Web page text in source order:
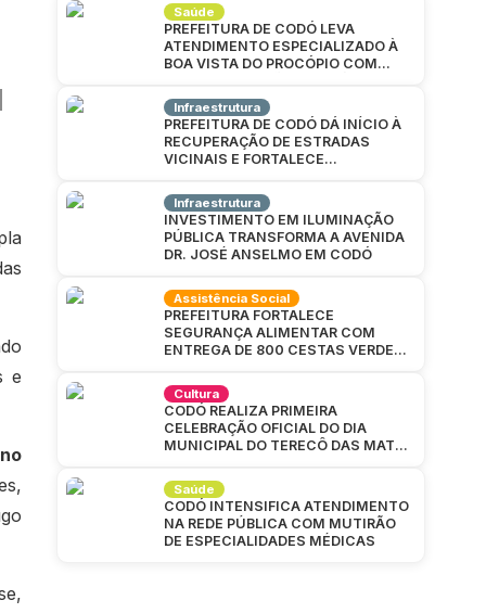
e
Saúde
PREFEITURA DE CODÓ LEVA
ATENDIMENTO ESPECIALIZADO À
BOA VISTA DO PROCÓPIO COM
Infraestrutura
PREFEITURA DE CODÓ DÁ INÍCIO À
RECUPERAÇÃO DE ESTRADAS
VICINAIS E FORTALECE
Infraestrutura
INVESTIMENTO EM ILUMINAÇÃO
PÚBLICA TRANSFORMA A AVENIDA
DR. JOSÉ ANSELMO EM CODÓ
Assistência Social
PREFEITURA FORTALECE
SEGURANÇA ALIMENTAR COM
ENTREGA DE 800 CESTAS VERDES
Cultura
CODÓ REALIZA PRIMEIRA
CELEBRAÇÃO OFICIAL DO DIA
MUNICIPAL DO TERECÔ DAS MATAS
Saúde
CODÓ INTENSIFICA ATENDIMENTO
NA REDE PÚBLICA COM MUTIRÃO
DE ESPECIALIDADES MÉDICAS